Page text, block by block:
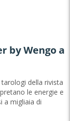
by Wengo a
della rivista
le energie e
a migliaia di